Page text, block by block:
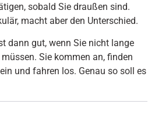
sobald Sie draußen sind.
macht aber den Unterschied.
dann gut, wenn Sie nicht lange
Sie kommen an, finden
ein und fahren los. Genau so soll es